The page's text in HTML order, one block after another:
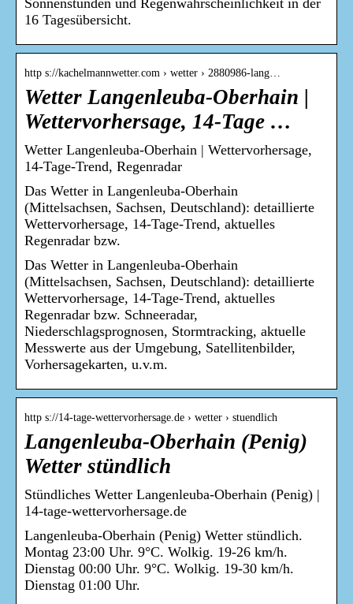
Sonnenstunden und Regenwahrscheinlichkeit in der
16 Tagesübersicht.
http s://kachelmannwetter.com › wetter › 2880986-lang…
Wetter Langenleuba-Oberhain |
Wettervorhersage, 14-Tage …
Wetter Langenleuba-Oberhain | Wettervorhersage,
14-Tage-Trend, Regenradar
Das Wetter in Langenleuba-Oberhain
(Mittelsachsen, Sachsen, Deutschland): detaillierte
Wettervorhersage, 14-Tage-Trend, aktuelles
Regenradar bzw.
Das Wetter in Langenleuba-Oberhain
(Mittelsachsen, Sachsen, Deutschland): detaillierte
Wettervorhersage, 14-Tage-Trend, aktuelles
Regenradar bzw. Schneeradar,
Niederschlagsprognosen, Stormtracking, aktuelle
Messwerte aus der Umgebung, Satellitenbilder,
Vorhersagekarten, u.v.m.
http s://14-tage-wettervorhersage.de › wetter › stuendlich
Langenleuba-Oberhain (Penig)
Wetter stündlich
Stündliches Wetter Langenleuba-Oberhain (Penig) |
14-tage-wettervorhersage.de
Langenleuba-Oberhain (Penig) Wetter stündlich.
Montag 23:00 Uhr. 9°C. Wolkig. 19-26 km/h.
Dienstag 00:00 Uhr. 9°C. Wolkig. 19-30 km/h.
Dienstag 01:00 Uhr.